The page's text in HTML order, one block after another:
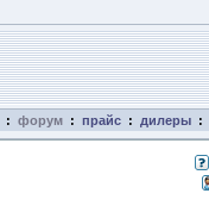
: форум : прайс : дилеры :